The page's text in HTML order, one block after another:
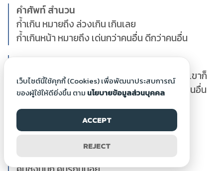
คำศัพท์ สำนวน
ก้ำเกิน หมายถึง ล่วงเกิน เกินเลย
ก้ำเกินหน้า หมายถึง เด่นกว่าคนอื่น ดีกว่าคนอื่น
ถอดความได้ว่า
แม้ว่าเราจะรู้จริง เราก็ไม่ต้องอวดว่าเรารู้ เดี๋ยวเขาก็
จะสรรเสริญเอง ไม่ควรทำอะไรเกินหน้าเกินตาคนอื่น
สุภาษิตที่เกี่ยวข้อง
เว็บไซต์นี้ใช้คุกกี้ (Cookies) เพื่อพัฒนาประสบการณ์
ของผู้ใช้ให้ดียิ่งขึ้น ตาม นโยบายข้อมูลส่วนบุคคล
ACCEPT
REJECT